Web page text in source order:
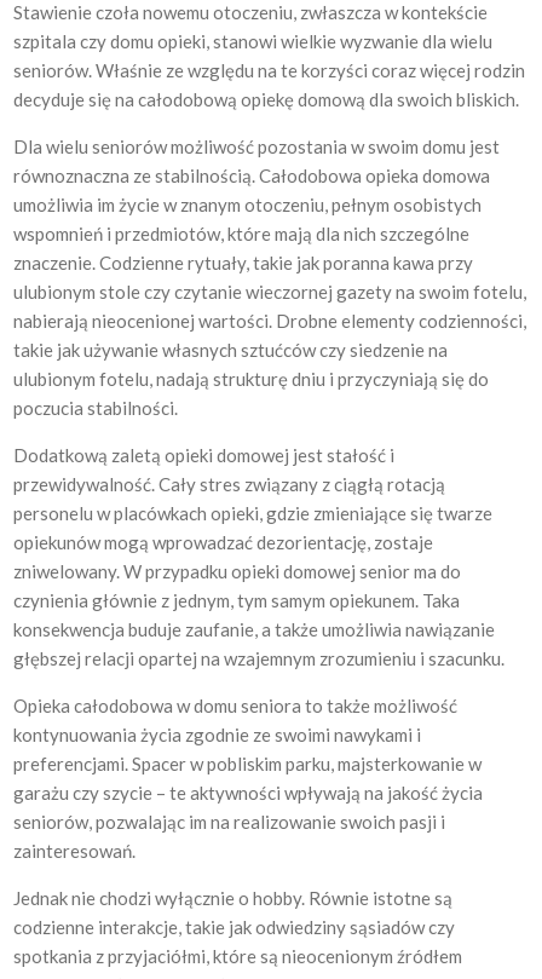
Stawienie czoła nowemu otoczeniu, zwłaszcza w kontekście
szpitala czy domu opieki, stanowi wielkie wyzwanie dla wielu
seniorów. Właśnie ze względu na te korzyści coraz więcej rodzin
decyduje się na całodobową opiekę domową dla swoich bliskich.
Dla wielu seniorów możliwość pozostania w swoim domu jest
równoznaczna ze stabilnością. Całodobowa opieka domowa
umożliwia im życie w znanym otoczeniu, pełnym osobistych
wspomnień i przedmiotów, które mają dla nich szczególne
znaczenie. Codzienne rytuały, takie jak poranna kawa przy
ulubionym stole czy czytanie wieczornej gazety na swoim fotelu,
nabierają nieocenionej wartości. Drobne elementy codzienności,
takie jak używanie własnych sztućców czy siedzenie na
ulubionym fotelu, nadają strukturę dniu i przyczyniają się do
poczucia stabilności.
Dodatkową zaletą opieki domowej jest stałość i
przewidywalność. Cały stres związany z ciągłą rotacją
personelu w placówkach opieki, gdzie zmieniające się twarze
opiekunów mogą wprowadzać dezorientację, zostaje
zniwelowany. W przypadku opieki domowej senior ma do
czynienia głównie z jednym, tym samym opiekunem. Taka
konsekwencja buduje zaufanie, a także umożliwia nawiązanie
głębszej relacji opartej na wzajemnym zrozumieniu i szacunku.
Opieka całodobowa w domu seniora to także możliwość
kontynuowania życia zgodnie ze swoimi nawykami i
preferencjami. Spacer w pobliskim parku, majsterkowanie w
garażu czy szycie – te aktywności wpływają na jakość życia
seniorów, pozwalając im na realizowanie swoich pasji i
zainteresowań.
Jednak nie chodzi wyłącznie o hobby. Równie istotne są
codzienne interakcje, takie jak odwiedziny sąsiadów czy
spotkania z przyjaciółmi, które są nieocenionym źródłem